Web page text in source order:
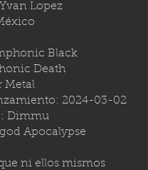
Lopez
Black
Death
Metal
2024-03-02
Dimmu
Apocalypse
ni ellos mismos